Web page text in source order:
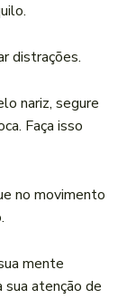
distrações.
nariz, segure
Faça isso
no movimento
mente
atenção de